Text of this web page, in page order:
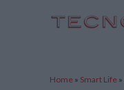
Home » Smart Life »